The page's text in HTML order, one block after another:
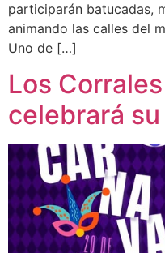
participarán batucadas,
animando las calles del
Uno de […]
Los
celebrará